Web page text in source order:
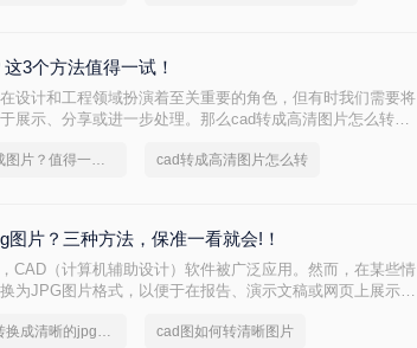
3个方法值得一试！
设计和工程领域扮演着至关重要的角色，但有时我们需要将
展示、分享或进一步处理。那么cad转成高清图片怎么转
cad如何转成图片？值得一试的技巧 cad转成高清图片怎么转
片？三种方法，保准一看就会!！
CAD（计算机辅助设计）软件被广泛应用。然而，在某些情
为JPG图片格式，以便于在报告、演示文稿或网页上展示。
cad图如何转换成清晰的jpg图片 cad图如何转清晰图片